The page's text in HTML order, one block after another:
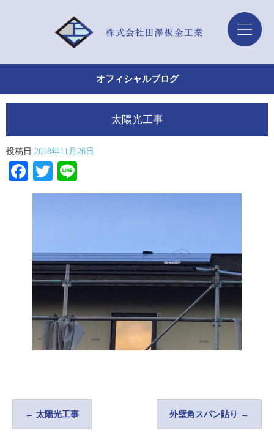
オフィシャルブログ
太陽光工事
投稿日 2018年11月26日
Facebook
Twitter
← 太陽光工事 外壁角スパン貼り →